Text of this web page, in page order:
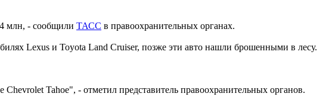
млн, - сообщили ТАСС в правоохранительных органах.
Lexus и Toyota Land Cruiser, позже эти авто нашли брошенными в лесу.
Tahoe", - отметил представитель правоохранительных органов.